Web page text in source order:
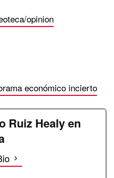
opinion
económico incierto
Ruiz Healy en